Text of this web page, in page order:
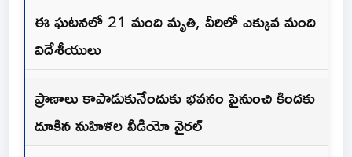
ఈ ఘటనలో 21 మంది మృతి, వీరిలో ఎక్కువ మంది
విదేశీయులు
ప్రాణాలు కాపాడుకునేందుకు భవనం పైనుంచి కిందకు
దూకిన మహిళల వీడియో వైర‌ల్‌